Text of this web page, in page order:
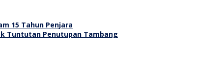
15 Tahun Penjara
Tuntutan Penutupan Tambang